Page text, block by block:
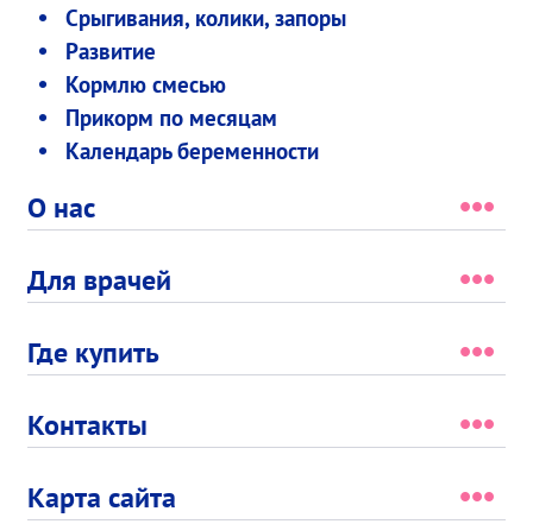
Срыгивания, колики, запоры
Развитие
Кормлю смесью
Прикорм по месяцам
Календарь беременности
О нас
Для врачей
Где купить
Контакты
Карта сайта